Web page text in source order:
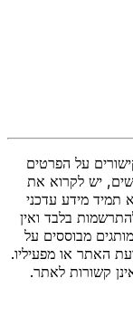
על הפרטים
יש לקרוא את
תמיד מידע עדכני
בלבד ואין
מבוססים על
האתר או מפעיליו.
קשורות לאתר.